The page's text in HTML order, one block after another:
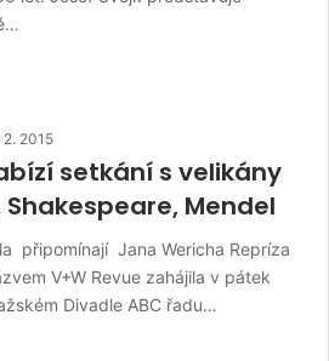
2. 2015
setkání s velikány
Shakespeare, Mendel
připomínají Jana Wericha Repríza
V+W Revue zahájila v pátek
Divadle ABC řadu…